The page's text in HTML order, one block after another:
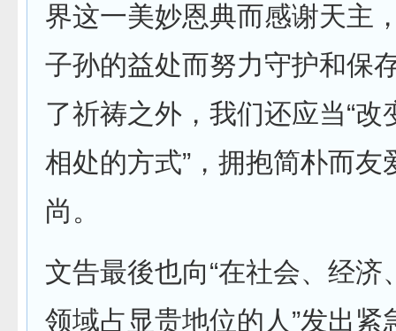
界这一美妙恩典而感谢天主
子孙的益处而努力守护和保
了祈祷之外，我们还应当“改
相处的方式”，拥抱简朴而友
尚。
文告最後也向“在社会、经济
领域占显贵地位的人”发出紧